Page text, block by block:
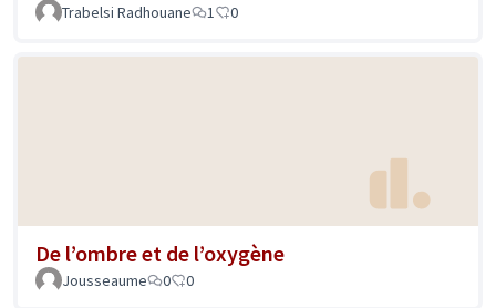
Trabelsi Radhouane 1 0
De l’ombre et de l’oxygène
Jousseaume 0 0